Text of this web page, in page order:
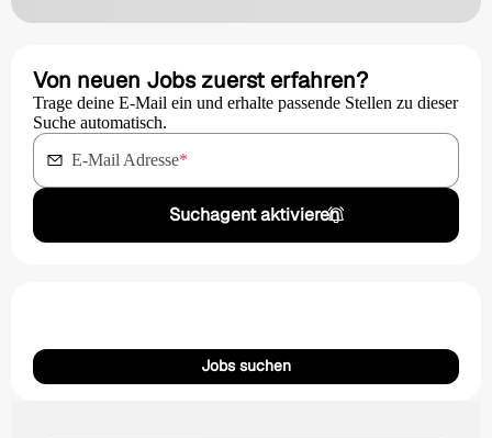
Von neuen Jobs zuerst erfahren?
Trage deine E-Mail ein und erhalte passende Stellen zu dieser
Suche automatisch.
E-Mail Adresse*
Suchagent aktivieren
Jobs suchen